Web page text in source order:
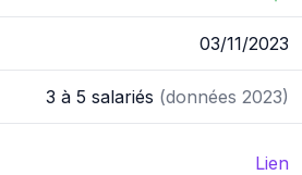
03/11/2023
3 à 5 salariés (données 2023)
Lien